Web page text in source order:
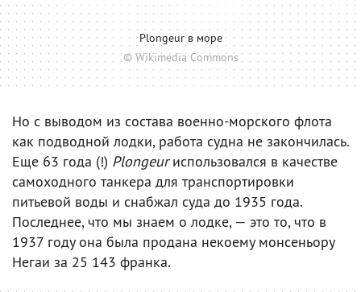
Plongeur в море
© Wikimedia Commons
Но с выводом из состава военно-морского флота
как подводной лодки, работа судна не закончилась.
Еще 63 года (!) Plongeurиспользовался в качестве
самоходного танкера для транспортировки
питьевой воды и снабжал суда до 1935 года.
Последнее, что мы знаем о лодке, — это то, что в
1937 году она была продана некоему монсеньору
Негаи за 25 143 франка.